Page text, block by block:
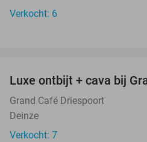
Verkocht: 6
TODAY
Luxe ontbijt + cava bij
Grand Café Driespoort
Deinze
Verkocht: 7